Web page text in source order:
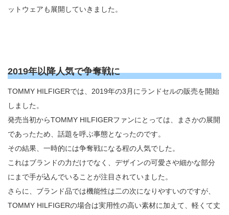
ットウェアも展開していきました。
2019年以降人気で争奪戦に
TOMMY HILFIGERでは、2019年の3月にランドセルの販売を開始
しました。
発売当初からTOMMY HILFIGERファンにとっては、まさかの展開
であったため、話題を呼ぶ事態となったのです。
その結果、一時的には争奪戦になる程の人気でした。
これはブランドの力だけでなく、デザインの可愛さや細かな部分
にまで手が込んでいることが注目されていました。
さらに、ブランド品では機能性は二の次になりやすいのですが、
TOMMY HILFIGERの場合は実用性の高い素材に加えて、軽くて丈